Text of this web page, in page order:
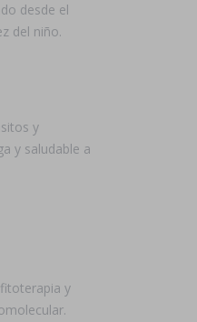
desde el
del niño.
y
y saludable a
y